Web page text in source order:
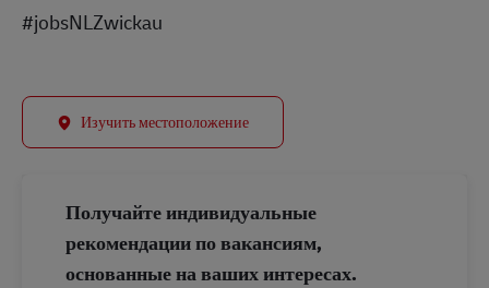
#jobsNLZwickau
Изучить местоположение
Получайте индивидуальные
рекомендации по вакансиям,
основанные на ваших интересах.